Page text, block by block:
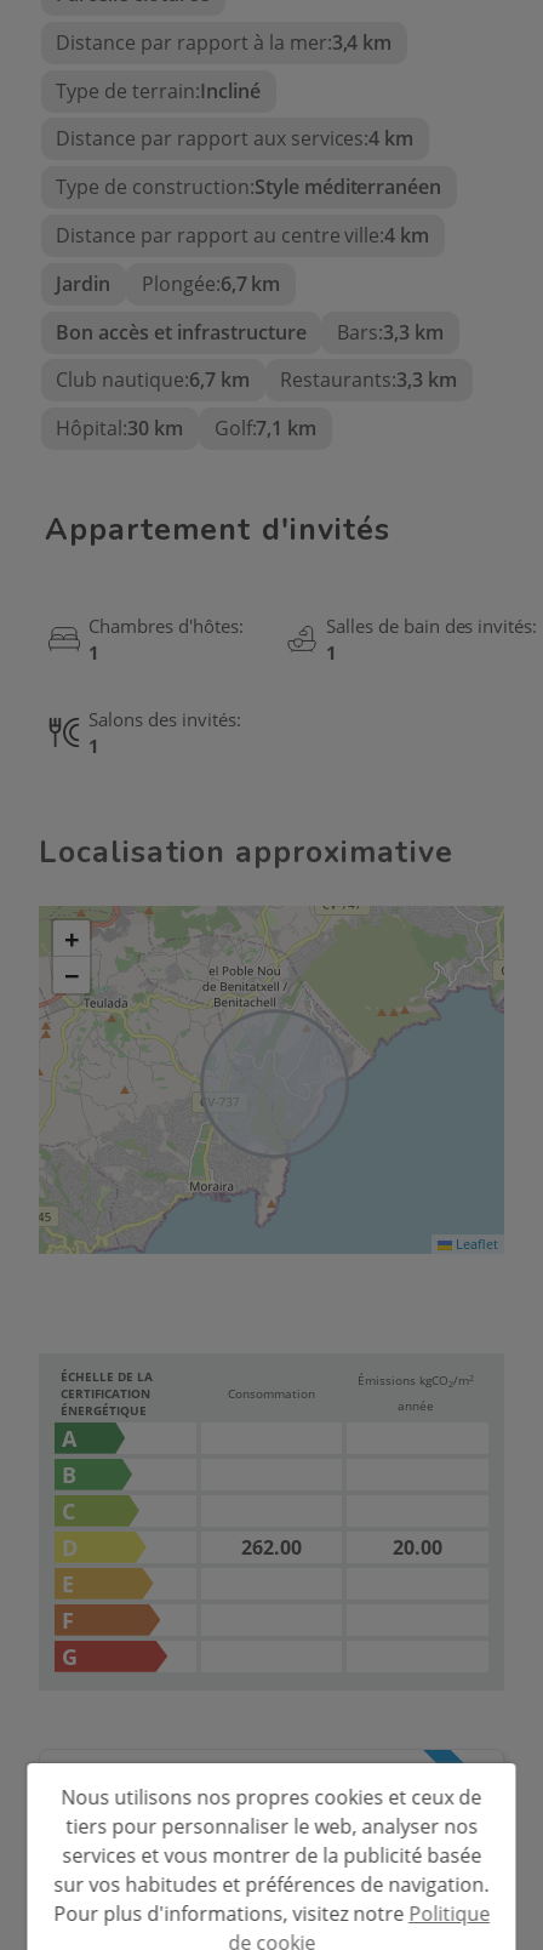
côtières les plus prisées d'Espagne.
Distance par rapport à la mer:3,4 km
Type de terrain:Incliné
Distance par rapport aux services:4 km
Type de construction:Style méditerranéen
Distance par rapport au centre ville:4 km
Jardin
Plongée:6,7 km
Bon accès et infrastructure
Bars:3,3 km
Club nautique:6,7 km Restaurants:3,3 km
Hôpital:30 km Golf:7,1 km
Appartement d'invités
Chambres d'hôtes:
1
Salles de bain des invités:
1
Salons des invités:
1
Localisation approximative
+
−
Leaflet
ÉCHELLE DE LA
CERTIFICATION
ÉNERGÉTIQUE
Consommation
Émissions kgCO2/m2
année
A
B
C
D
262.00 20.00
E
F
G
Simulateur d'hypothèque
Montant à financer
€
Nous utilisons nos propres cookies et ceux de
tiers pour personnaliser le web, analyser nos
services et vous montrer de la publicité basée
sur vos habitudes et préférences de navigation.
Pour plus d'informations, visitez notre Politique
de cookie